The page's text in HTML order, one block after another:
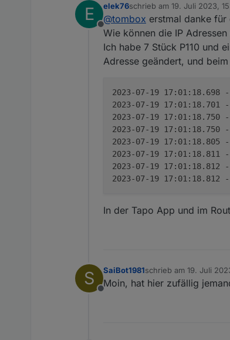
Wenn das Gerät
tapo.0.id.ip
Dann versucht er
Aktuelle Werte:
tapo.0.id
Motion Detection
Minimum Node
https://github.com/
Für die aktuelle
E
Offline
elek76schrieb am 19. Juli 2023,
zuletzt editiert von
@tombox erstmal danke für
Wie können die IP
Ich habe 7 Stück P110 und
Adresse geändert, und
2023-07-19 17:01:18.698
2023-07-19 17:01:18.701
2023-07-19 17:01:18.750
2023-07-19 17:01:18.750
2023-07-19 17:01:18.805
2023-07-19 17:01:18.811
2023-07-19 17:01:18.812
2023-07-19 17:01:18.812
In der Tapo App und im
S
Offline
SaiBot1981schrieb am 19. Juli
zuletzt editiert von
Moin, hat hier zufällig